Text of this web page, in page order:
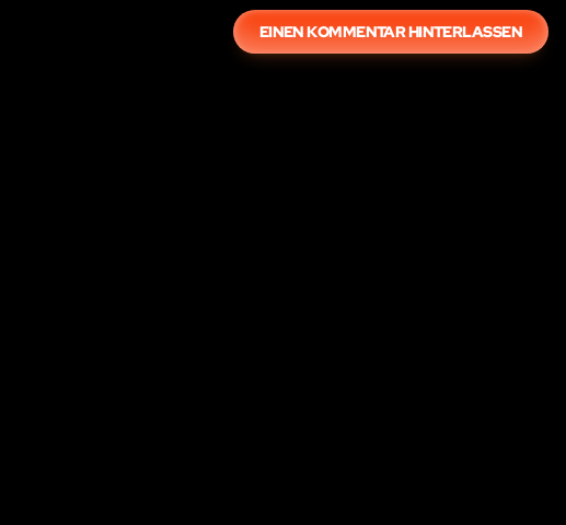
EINEN KOMMENTAR HINTERLASSEN